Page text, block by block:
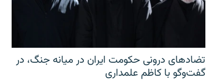
تضادهای درونی حکومت ایران در میانه جنگ، در
گفت‌‌وگو با کاظم علمداری